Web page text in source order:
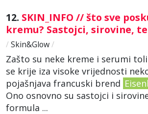
12. SKIN_INFO // što sve
kremu? Sastojci, sirovine,
/ Skin&Glow/
Zašto su neke kreme i serumi
se krije iza visoke vrijednosti
pojašnjava francuski brend
Ono osnovno su sastojci i
formula ...